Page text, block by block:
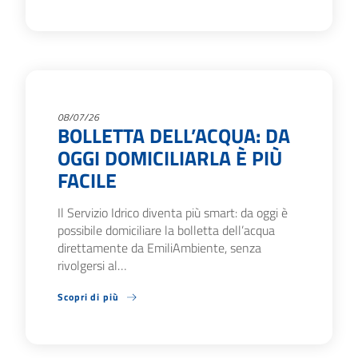
08/07/26
BOLLETTA DELL’ACQUA: DA
OGGI DOMICILIARLA È PIÙ
FACILE
Il Servizio Idrico diventa più smart: da oggi è
possibile domiciliare la bolletta dell’acqua
direttamente da EmiliAmbiente, senza
rivolgersi al…
Scopri di più